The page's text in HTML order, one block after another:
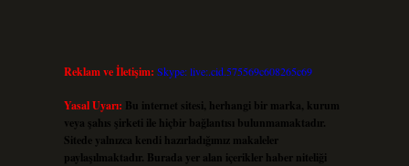
Reklam ve İletişim: Skype: live:.cid.575569c608265c69
Yasal Uyarı: Bu internet sitesi, herhangi bir marka, kurum
veya şahıs şirketi ile hiçbir bağlantısı bulunmamaktadır.
Sitede yalnızca kendi hazırladığımız makaleler
paylaşılmaktadır. Burada yer alan içerikler haber niteliği